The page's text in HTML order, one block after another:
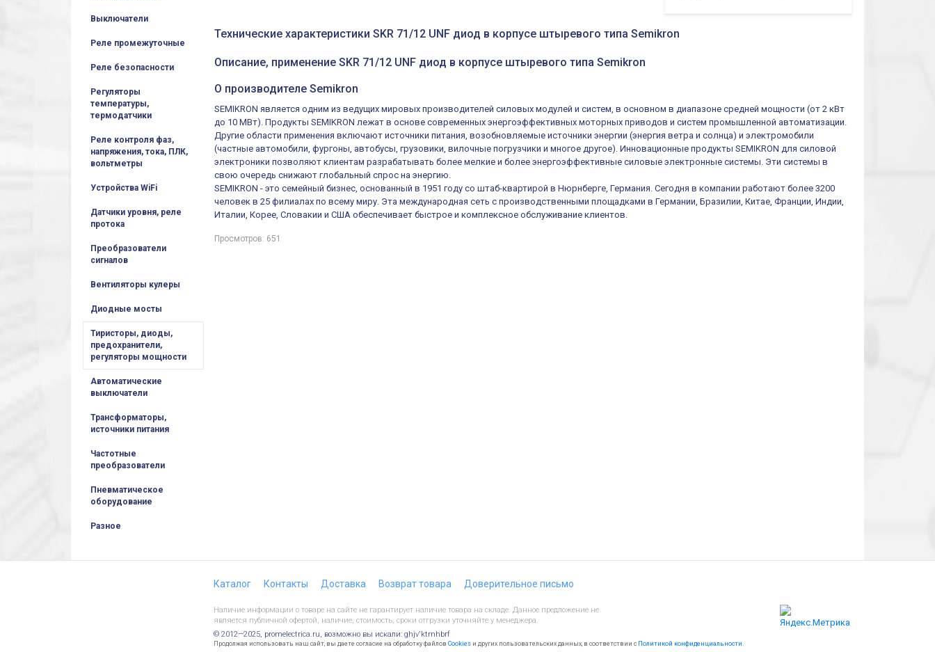
Выключатели
Реле промежуточные
Реле безопасности
Регуляторы
температуры,
термодатчики
Реле контроля фаз,
напряжения, тока, ПЛК,
вольтметры
Устройства WiFi
Датчики уровня, реле
протока
Преобразователи
сигналов
Вентиляторы кулеры
Диодные мосты
Тиристоры, диоды,
предохранители,
регуляторы мощности
Автоматические
выключатели
Трансформаторы,
источники питания
Частотные
преобразователи
Пневматическое
оборудование
Разное
алюминиевый
800202300000С | 80 02 0 230 0000 С
Технические характеристики SKR 71/12 UNF диод в корпусе штыревого типа Semikron
Описание, применение SKR 71/12 UNF диод в корпусе штыревого типа Semikron
О производителе Semikron
SEMIKRON является одним из ведущих мировых производителей силовых модулей и систем, в основном в диапазоне средней мощности (от 2 кВт
до 10 МВт). Продукты SEMIKRON лежат в основе современных энергоэффективных моторных приводов и систем промышленной автоматизации.
Другие области применения включают источники питания, возобновляемые источники энергии (энергия ветра и солнца) и электромобили
(частные автомобили, фургоны, автобусы, грузовики, вилочные погрузчики и многое другое). Инновационные продукты SEMIKRON для силовой
электроники позволяют клиентам разрабатывать более мелкие и более энергоэффективные силовые электронные системы. Эти системы в
свою очередь снижают глобальный спрос на энергию.
SEMIKRON - это семейный бизнес, основанный в 1951 году со штаб-квартирой в Нюрнберге, Германия. Сегодня в компании работают более 3200
человек в 25 филиалах по всему миру. Эта международная сеть с производственными площадками в Германии, Бразилии, Китае, Франции, Индии,
Италии, Корее, Словакии и США обеспечивает быстрое и комплексное обслуживание клиентов.
Просмотров: 651
Каталог Контакты Доставка Возврат товара Доверительное письмо
Наличие информации о товаре на сайте не гарантирует наличие товара на складе. Данное предложение не
является публичной офертой, наличие, стоимость, сроки отгрузки уточняйте у менеджера.
© 2012—2025, promelectrica.ru, возможно вы искали: ghjv'ktrnhbrf
Продолжая использовать наш сайт, вы даете согласие на обработку файлов Cookies и других пользовательских данных, в соответствии с Политикой конфиденциальности.